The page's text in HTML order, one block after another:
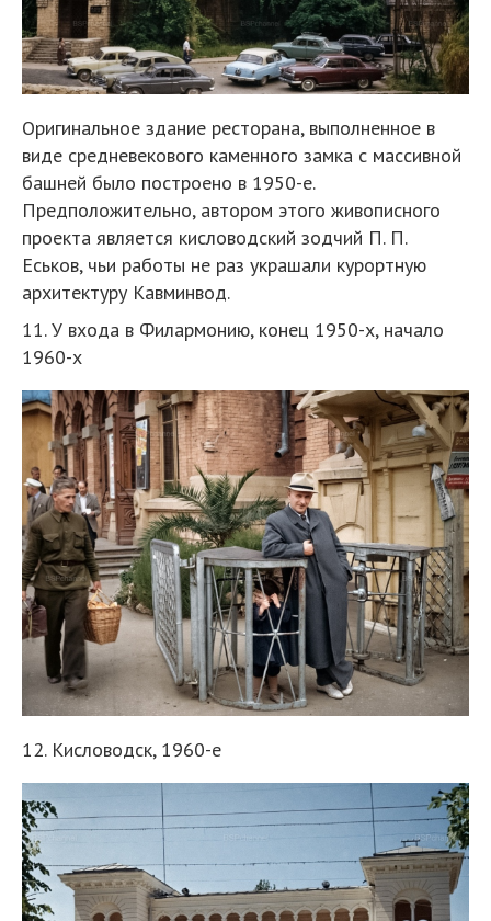
Оригинальное здание ресторана, выполненное в
виде средневекового каменного замка с массивной
башней было построено в 1950-е.
Предположительно, автором этого живописного
проекта является кисловодский зодчий П. П.
Еськов, чьи работы не раз украшали курортную
архитектуру Кавминвод.
11. У входа в Филармонию, конец 1950-х, начало
1960-х
12. Кисловодск, 1960-е